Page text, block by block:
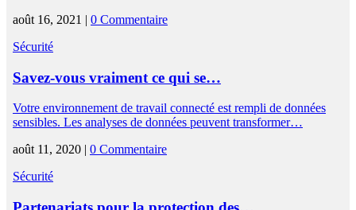
août 16, 2021 | 0 Commentaire
Sécurité
Savez-vous vraiment ce qui se…
Votre environnement de travail connecté est rempli de données
sensibles. Les analyses de données peuvent transformer…
août 11, 2020 | 0 Commentaire
Sécurité